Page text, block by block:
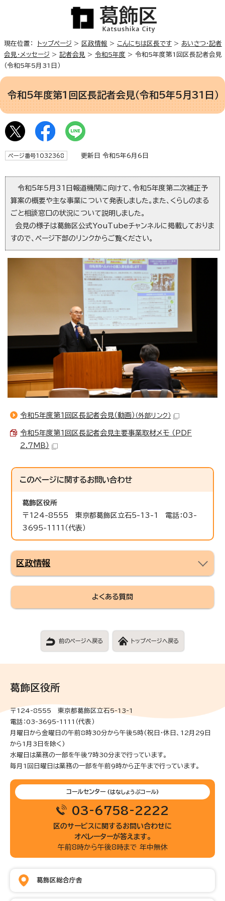
現在位置： トップページ > 区政情報 > こんにちは区長です > あいさつ・記者
会見・メッセージ > 記者会見 > 令和5年度 > 令和5年度第1回区長記者会見
（令和5年5月31日）
令和5年度第1回区長記者会見（令和5年5月31日）
ページ番号1032368 更新日 令和5年6月6日
令和5年5月31日報道機関に向けて、令和5年度第二次補正予
算案の概要や主な事業について発表しました。また、くらしのまる
ごと相談窓口の状況について説明しました。
会見の様子は葛飾区公式YouTubeチャンネルに掲載しておりま
すので、ページ下部のリンクからご覧ください。
令和5年度第1回区長記者会見（動画） （外部リンク）
令和5年度第1回区長記者会見主要事業取材メモ （PDF
2.7MB）
このページに関するお問い合わせ
葛飾区役所
〒124-8555 東京都葛飾区立石5-13-1 電話：03-
3695-1111（代表）
区政情報
よくある質問
前のページへ戻る トップページへ戻る
葛飾区役所
〒124-8555 東京都葛飾区立石5-13-1
電話：03-3695-1111（代表）
月曜日から金曜日の午前8時30分から午後5時(祝日・休日、12月29日
から1月3日を除く)
水曜日は業務の一部を午後7時30分まで行っています。
毎月1回日曜日は業務の一部を午前9時から正午まで行っています。
コールセンター (はなしょうぶコール)
03-6758-2222
区のサービスに関するお問い合わせに
オペレーターが答えます。
午前8時から午後8時まで 年中無休
葛飾区総合庁舎